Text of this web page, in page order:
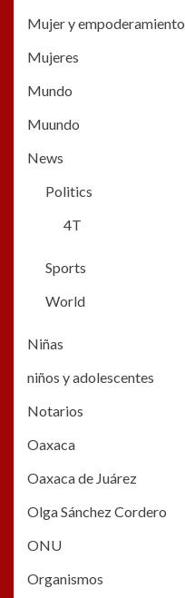
Mujer y empoderamiento
Mujeres
Mundo
Muundo
News
Politics
4T
Sports
World
Niñas
niños y adolescentes
Notarios
Oaxaca
Oaxaca de Juárez
Olga Sánchez Cordero
ONU
Organismos